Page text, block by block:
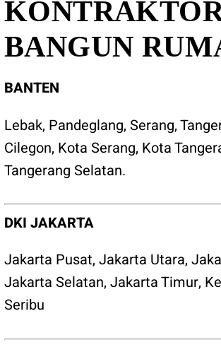
BANGUN
BANTEN
Lebak, Pandeglang, Serang,
Cilegon, Kota Serang, Kota
Tangerang Selatan.
DKI JAKARTA
Jakarta Pusat, Jakarta Utara,
Jakarta Selatan, Jakarta Timur,
Seribu